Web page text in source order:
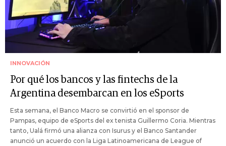
INNOVACIÓN
Por qué los bancos y las fintechs de la
Argentina desembarcan en los eSports
Esta semana, el Banco Macro se convirtió en el sponsor de
Pampas, equipo de eSports del ex tenista Guillermo Coria. Mientras
tanto, Ualá firmó una alianza con Isurus y el Banco Santander
anunció un acuerdo con la Liga Latinoamericana de League of